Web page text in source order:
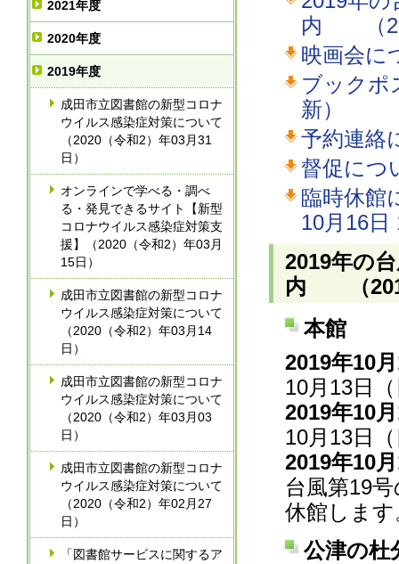
2021年度
2020年度
2019年度
成田市立図書館の新型コロナ
ウイルス感染症対策について
（2020（令和2）年03月31
日）
オンラインで学べる・調べ
る・発見できるサイト【新型
コロナウイルス感染症対策支
援】（2020（令和2）年03月
15日）
成田市立図書館の新型コロナ
ウイルス感染症対策について
（2020（令和2）年03月14
日）
成田市立図書館の新型コロナ
ウイルス感染症対策について
（2020（令和2）年03月03
日）
成田市立図書館の新型コロナ
ウイルス感染症対策について
（2020（令和2）年02月27
日）
「図書館サービスに関するア
内 （
映画会に
ブックポ
新）
予約連絡
督促につ
臨時休館
10月16日
2019年の
内 （2019
本館
2019年10
10月13日
2019年10
10月13日
2019年10
台風第19
休館します
公津の杜